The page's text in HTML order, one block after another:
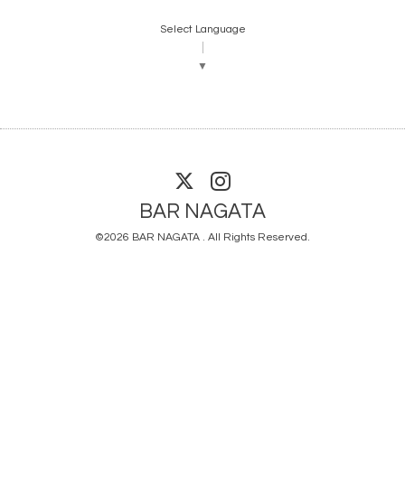
Select Language
▼
BAR NAGATA
©2026 BAR NAGATA . All Rights Reserved.